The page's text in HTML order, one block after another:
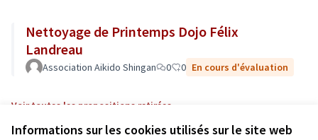
Informations sur les cookies utilisés sur le site web
Nettoyage de Printemps Dojo Félix
Landreau
Association Aikido Shingan 0 0 En cours d'évaluation
Voir toutes les propositions retirées